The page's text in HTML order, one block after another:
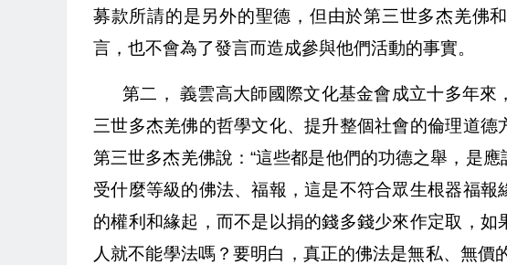
募款所請的是另外的聖德，但由於第三世多杰羌佛
言，也不會為了發言而造成參與他們活動的事實。
第二， 義雲高大師國際文化基金會成立十多年
三世多杰羌佛的哲學文化、提升整個社會的倫理道
第三世多杰羌佛說：“這些都是他們的功德之舉，是
受什麼等級的佛法、福報，這是不符合眾生根器福
的權利和緣起，而不是以捐的錢多錢少來作定取，
人就不能學法嗎？要明白，真正的佛法是無私、無